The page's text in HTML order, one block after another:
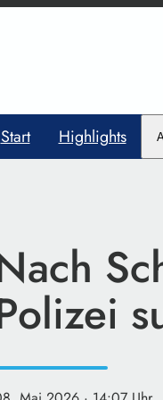
Start Highlights